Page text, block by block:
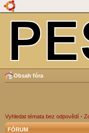
Obsah fóra
Vyhledat témata bez odpovědí •
FÓRUM